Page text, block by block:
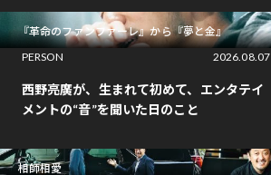
『革命のファンファーレ』から『夢と金』
PERSON
2026.08.07
西野亮廣が、生まれて初めて、エンタテイ
メントの“音”を聞いた日のこと
相師相愛